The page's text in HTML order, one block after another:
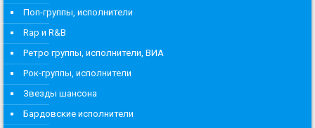
Поп-группы, исполнители
Rap и R&B
Ретро группы, исполнители, ВИА
Рок-группы, исполнители
Звезды шансона
Бардовские исполнители